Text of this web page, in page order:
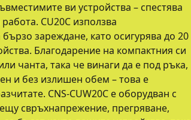
ви устройства – спестява
CU20C използва
зареждане, като осигурява до 20
Благодарение на компактния си
чанта, така че винаги да е под ръка,
и без излишен обем – това е
CNS-CUW20C е оборудван с
свръхнапрежение, прегряване,